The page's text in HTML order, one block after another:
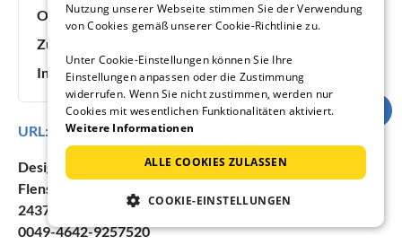
Objektnummer:60794
Zuletzt aktualisiert:
Inserat online seit:12 Jahren, 5 Monaten
URL: https://www.ferienhausmiete.de/60794.htm
Designer Tours
Flensburger Str. 40
24376 Kappeln
0049-4642-9257520
Nutzung unserer Webseite stimmen Sie der Verwendung
von Cookies gemäß unserer Cookie-Richtlinie zu.
Unter Cookie-Einstellungen können Sie Ihre
Einstellungen anpassen oder die Zustimmung
widerrufen. Wenn Sie nicht zustimmen, werden nur
Cookies mit wesentlichen Funktionalitäten aktiviert.
Weitere Informationen
ALLE COOKIES ZULASSEN
COOKIE-EINSTELLUNGEN